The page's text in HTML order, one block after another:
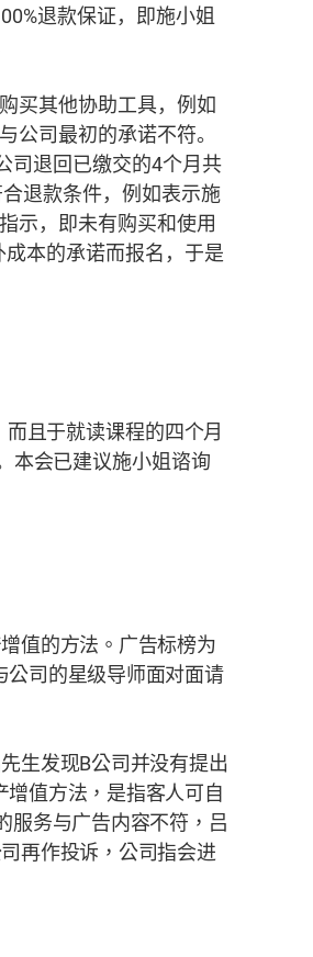
退款保证，即施小姐
买其他协助工具，例如
公司最初的承诺不符。
司退回已缴交的4个月共
退款条件，例如表示施
示，即未有购买和使用
本的承诺而报名，于是
且于就读课程的四个月
本会已建议施小姐谘询
值的方法。广告标榜为
公司的星级导师面对面请
生发现B公司并没有提出
值方法，是指客人可自
服务与广告内容不符，吕
再作投诉，公司指会进